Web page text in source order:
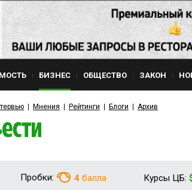
БИЗНЕС ОБЩЕСТВО ЗАКОН
Мнения Рейтинги Блоги Архив
Пробки: 4 балла Курсы ЦБ: